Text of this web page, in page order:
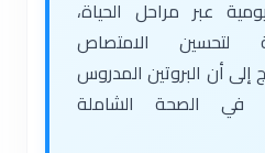
عبر مراحل الحياة،
لتحسين الامتصاص
إلى أن البروتين المدروس
في الصحة الشاملة